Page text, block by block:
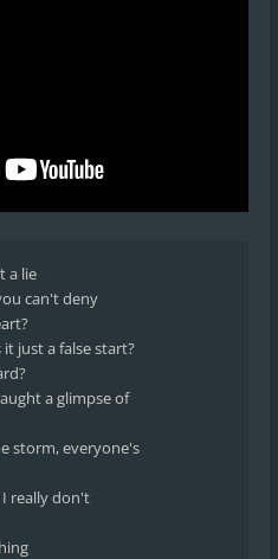
a lie
can't deny
just a false start?
a glimpse of
storm, everyone's
really don't